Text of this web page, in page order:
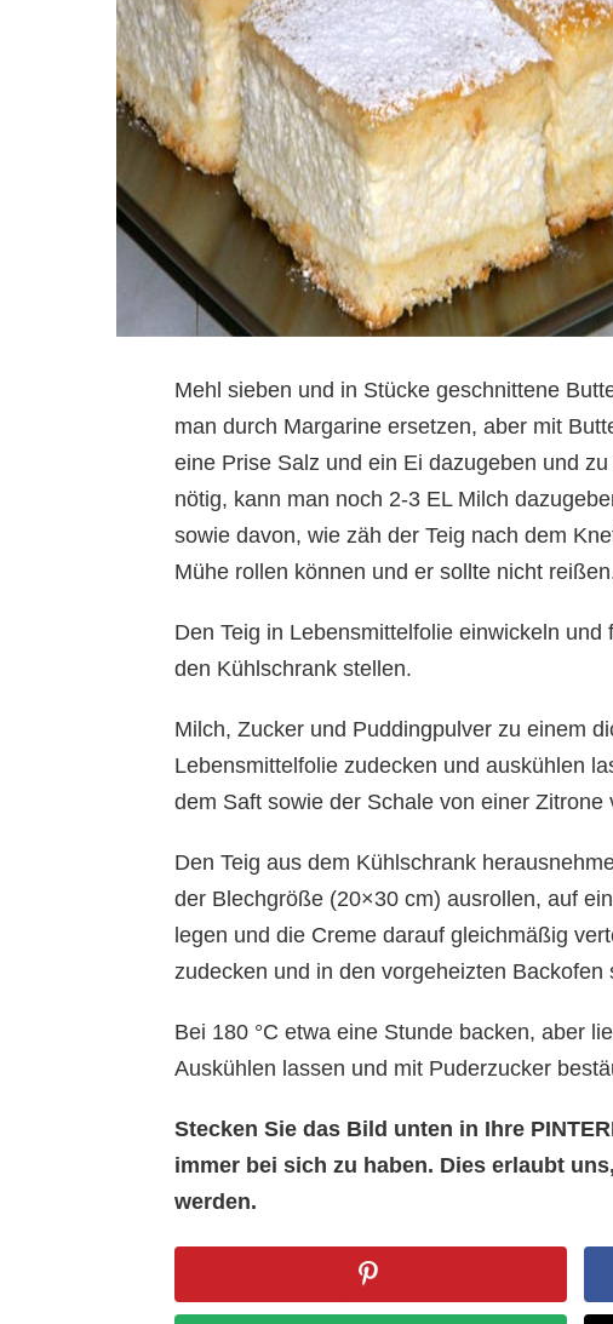
Mehl sieben und in Stücke geschnittene
man durch Margarine ersetzen, aber mit
eine Prise Salz und ein Ei dazugeben und
nötig, kann man noch 2-3 EL Milch
sowie davon, wie zäh der Teig nach dem
Mühe rollen können und er sollte nicht
Den Teig in Lebensmittelfolie einwickeln
den Kühlschrank stellen.
Milch, Zucker und Puddingpulver zu einem
Lebensmittelfolie zudecken und auskühlen
dem Saft sowie der Schale von einer Zitrone
Den Teig aus dem Kühlschrank
der Blechgröße (20×30 cm) ausrollen, auf
legen und die Creme darauf gleichmäßig
zudecken und in den vorgeheizten Backofen
Bei 180 °C etwa eine Stunde backen, aber
Auskühlen lassen und mit Puderzucker
Stecken Sie das Bild unten in Ihre
immer bei sich zu haben. Dies erlaubt
werden.